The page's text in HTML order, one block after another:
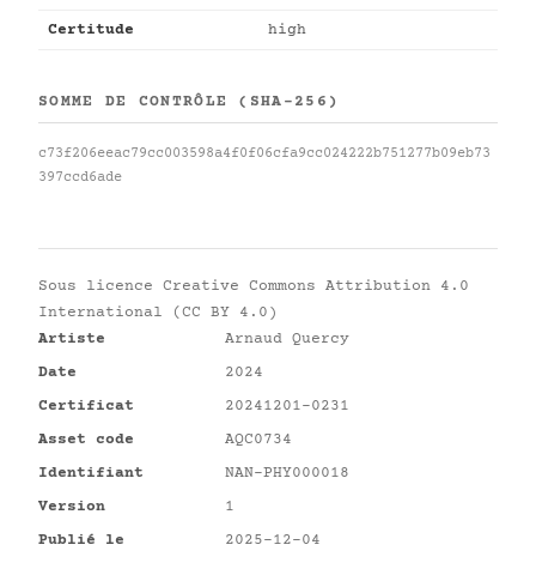
Certitude high
SOMME DE CONTRÔLE (SHA-256)
c73f206eeac79cc003598a4f0f06cfa9cc024222b751277b09eb73
397ccd6ade
Sous licence Creative Commons Attribution 4.0
International (CC BY 4.0)
Artiste
Arnaud Quercy
Date
2024
Certificat
20241201-0231
Asset code
AQC0734
Identifiant
NAN-PHY000018
Version
1
Publié le
2025-12-04